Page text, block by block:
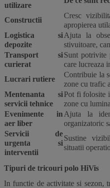
utilizare
Constructii
Cresc
apropierea
Logistica si
depozite
Ajuta la
stivuitoare,
Transport si
curierat
Sunt potrivite
care lucreaza
Lucrari rutiere
Contribuie la
zone cu trafic
Mentenanta si
servicii tehnice
Pot fi folosite
zone cu
Evenimente in
aer liber
Ajuta la
organizatoric
Servicii de
urgenta si
interventii
Sustine
situatii
Tipuri de tricouri polo HiVis
In functie de activitate si sezon,